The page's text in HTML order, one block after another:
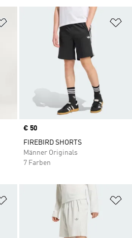
Zur Wunschliste hinzufügen
Price
€ 50
FIREBIRD SHORTS
Männer Originals
7 Farben
Zur Wunschliste hinzufügen